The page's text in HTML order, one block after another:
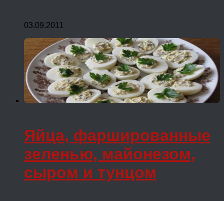
03.09.2011
Яйца, фаршированные
зеленью, майонезом,
сыром и тунцом